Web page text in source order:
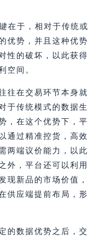
在于，相对于传统或
优势，并且这种优势
性的破坏，以此获得
空间。
往在交易环节本身就
于传统模式的数据生
，在这个优势下，平
通过精准控货，高效
两端议价能力，以此
外，平台还可以利用
现新品的市场价值，
供应端提前布局，形
的数据优势之后，交